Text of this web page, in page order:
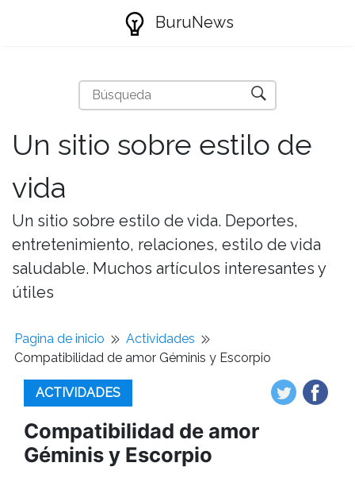
BuruNews
Un sitio sobre estilo de
vida
Un sitio sobre estilo de vida. Deportes,
entretenimiento, relaciones, estilo de vida
saludable. Muchos artículos interesantes y
útiles
Pagina de inicio
Actividades
Compatibilidad de amor Géminis y Escorpio
ACTIVIDADES
Compatibilidad de amor
Géminis y Escorpio